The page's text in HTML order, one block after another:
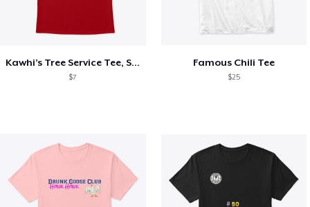
Kawhi’s Tree Service Tee, Shirts, Mug
$7
Famous Chili Tee
$25